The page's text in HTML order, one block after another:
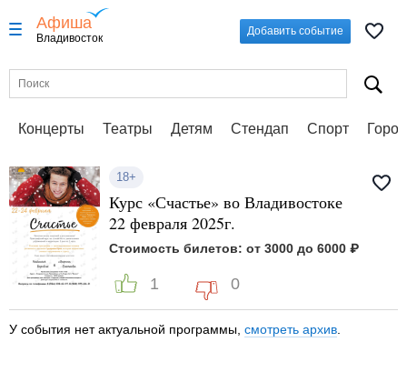
Афиша
Владивосток
Добавить событие
Концерты Театры Детям Стендап Спорт
18+
Курс «Счастье» во Владивостоке
22 февраля 2025г.
Стоимость билетов: от 3000 до 6000 ₽
1 0
У события нет актуальной программы, смотреть архив